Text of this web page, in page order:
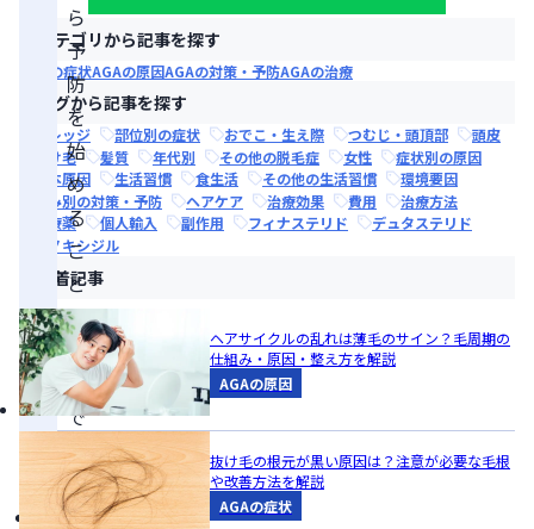
ら
予
防
を
始
め
る
こ
と
が
大
切
で
あ
る
生
カテゴリから記事を探す
AGAの症状AGAの原因AGAの対策・予防AGAの治療
タグから記事を探す
ナレッジ 部位別の症状 おでこ・生え際 つむじ・頭頂部
頭皮
抜け毛
髪質 年代別 その他の脱毛症 女性
症状別の原因
根本原因
生活習慣 食生活 その他の生活習慣
環境要因
悩み別の対策・予防
ヘアケア 治療効果 費用
治療方法
治療薬
個人輸入 副作用 フィナステリド
デュタステリド
ミノキシジル
新着記事
ヘアサイクルの乱れは薄毛のサイン？毛周期の
仕組み・原因・整え方を解説
AGAの原因
抜け毛の根元が黒い原因は？注意が必要な毛根
や改善方法を解説
AGAの症状